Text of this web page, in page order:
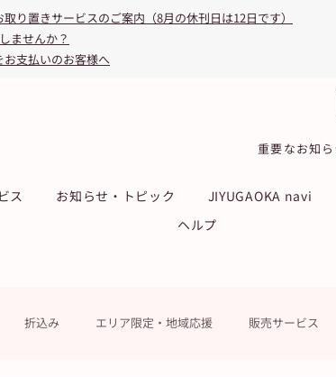
り置きサービスのご案内（8月の休刊日は12日です）
ませんか？
お支払いのお客様へ
重要なお知
ス お知らせ・トピック JIYUGAOKA navi
ヘルプ
折込み エリア限定・地域応援 販売サービス